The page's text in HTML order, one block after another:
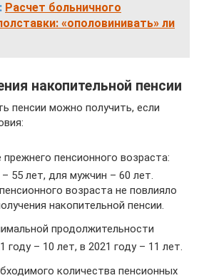
Расчет больничного
«ополовинивать» ли
накопительной пенсии
пенсии можно получить, если
пенсионного возраста:
55 лет, для мужчин – 60 лет.
возраста не повлияло
накопительной пенсии.
продолжительности
году – 10 лет, в 2021 году – 11 лет.
количества пенсионных